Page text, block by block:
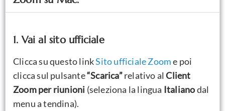
1. Vai al sito ufficiale
Clicca su questo linkSito ufficiale Zoome poi
clicca sul pulsante“Scarica”relativo alClient
Zoom per riunioni (seleziona la lingua Italianodal
menu a tendina).